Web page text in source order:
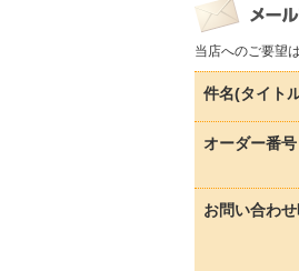
当店へのご要望
件名(タイト
オーダー番号
お問い合わ